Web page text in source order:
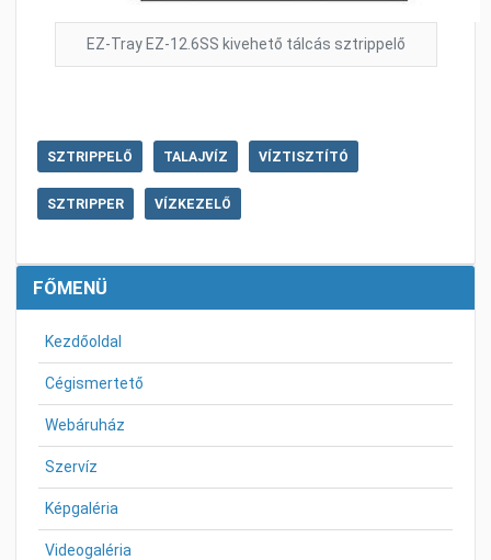
FŐMENÜ
Kezdőoldal
Cégismertető
Webáruház
Szervíz
Képgaléria
Videogaléria
EZ-Tray EZ-12.6SS kivehető tálcás sztrippelő
SZTRIPPELŐ TALAJVÍZ VÍZTISZTÍTÓ
SZTRIPPER VÍZKEZELŐ